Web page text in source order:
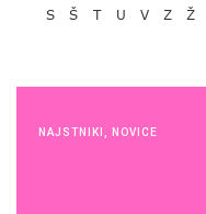
S
Š T U V Z Ž
NAJSTNIKI NOVICE